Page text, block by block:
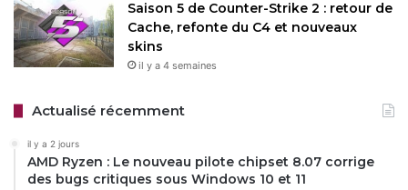
commeRunway ou Sora d’OpenAI permettent déjà de
simplifier des tâches complexes, comme la génération
d’environnements ou le nettoyage de captures de
reste un outil au service des artistes, qui conservent le
face aux craintes de remplacement des talents humains
par des algorithmes.
Saison 5 de Counter-Strike 2 : retour de
Cache, refonte du C4 et nouveaux
skins
il y a 4 semaines
Actualisé récemment
il y a 2 jours
AMD Ryzen : Le nouveau pilote chipset 8.07 corrige
des bugs critiques sous Windows 10 et 11